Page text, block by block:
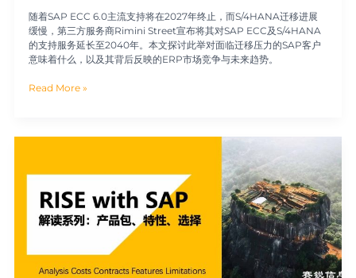
随着SAP ECC 6.0主流支持将在2027年终止，而S/4HANA迁移进展
缓慢，第三方服务商Rimini Street宣布将其对SAP ECC及S/4HANA
的支持服务延长至2040年。本文探讨此举对面临迁移压力的SAP客户
意味着什么，以及其背后反映的ERP市场竞争与未来趋势。
Read More »
列：
品
包